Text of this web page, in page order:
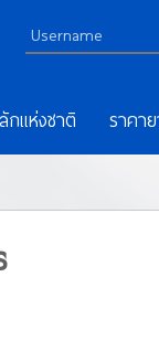
แห่งชาติ ราคา